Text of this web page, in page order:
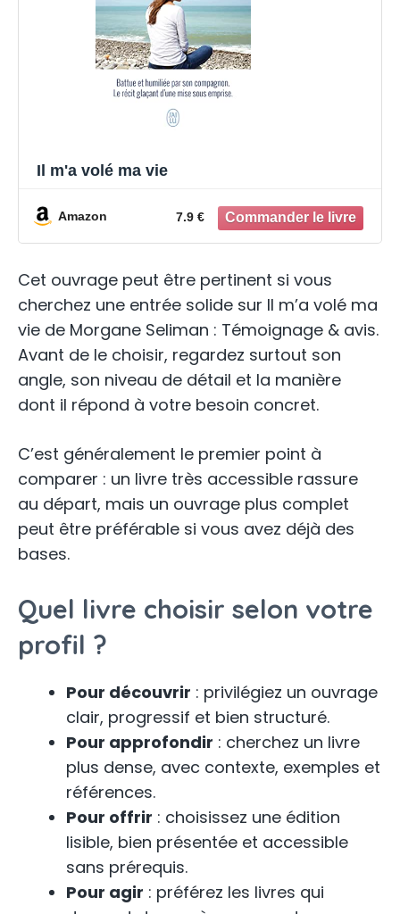
Il m'a volé ma vie
Amazon 7.9 €
Cet ouvrage peut être pertinent si vous
cherchez une entrée solide sur Il m’a volé ma
vie de Morgane Seliman : Témoignage & avis.
Avant de le choisir, regardez surtout son
angle, son niveau de détail et la manière
dont il répond à votre besoin concret.
C’est généralement le premier point à
comparer : un livre très accessible rassure
au départ, mais un ouvrage plus complet
peut être préférable si vous avez déjà des
bases.
Quel livre choisir selon votre
profil ?
Pour découvrir : privilégiez un ouvrage
clair, progressif et bien structuré.
Pour approfondir : cherchez un livre
plus dense, avec contexte, exemples et
références.
Pour offrir : choisissez une édition
lisible, bien présentée et accessible
sans prérequis.
Pour agir : préférez les livres qui